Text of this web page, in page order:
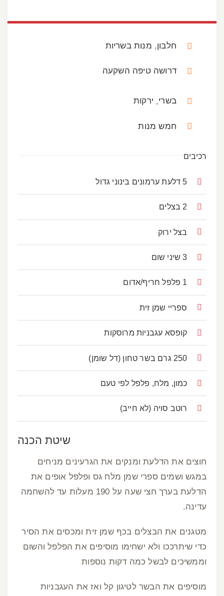
חלבון, מנות בשריות
דרושה טיפה השקעה
בשרי, ירקות
חמש מנות
רכיבים
5 דלעת ערמונים בינוני גדול
2 בצלים
בצל ירוק
3 שיני שום
1 פלפל חריף/אדום
ספריי שמן זית
קופסא עגבניות מרוסקות
250 גרם בשר טחון (דל שומן)
כמון, מלח, פלפל לפי טעם
רוטב סויה (לא חייב)
שיטת הכנה
חוצים את הדלעת ומנקים את הגרעינים מניחים
במגש ושמים ספרי שמן מלח גס ופלפל אופים את
הדלעת בערך חצי שעה על 190 מעלות עד להשחמה
עדינה.
מטגנים את הבצלים בכף שמן זית ומכסים את הסיר
כדי שיתרככו ולא ישחימו מוסיפים את הפלפל והשום
וממשיכים לבשל כמה דקות נוספות
מוסיפים את הבשר לטיגון קל ואז את העגבניות